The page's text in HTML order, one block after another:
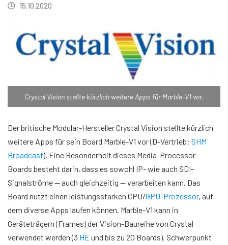
15.10.2020
Crystal Vision stellte kürzlich weitere Apps für Marble-V1 vor.
Der britische Modular-Hersteller Crystal Vision stellte kürzlich
weitere Apps für sein Board Marble-V1 vor (D-Vertrieb: SHM
Broadcast). Eine Besonderheit dieses Media-Processor-
Boards besteht darin, dass es sowohl IP- wie auch SDI-
Signalströme — auch gleichzeitig — verarbeiten kann. Das
Board nutzt einen leistungsstarken CPU/GPU-Prozessor, auf
dem diverse Apps laufen können. Marble-V1 kann in
Geräteträgern (Frames) der Vision-Baureihe von Crystal
verwendet werden (3 HE und bis zu 20 Boards). Schwerpunkt